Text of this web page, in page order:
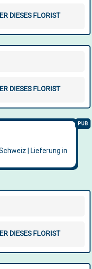
DIESES FLORIST
DIESES FLORIST
DIESES FLORIST